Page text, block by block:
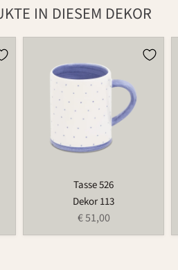
IN DIESEM DEKOR
Tasse 526
Dekor 113
€ 51,00